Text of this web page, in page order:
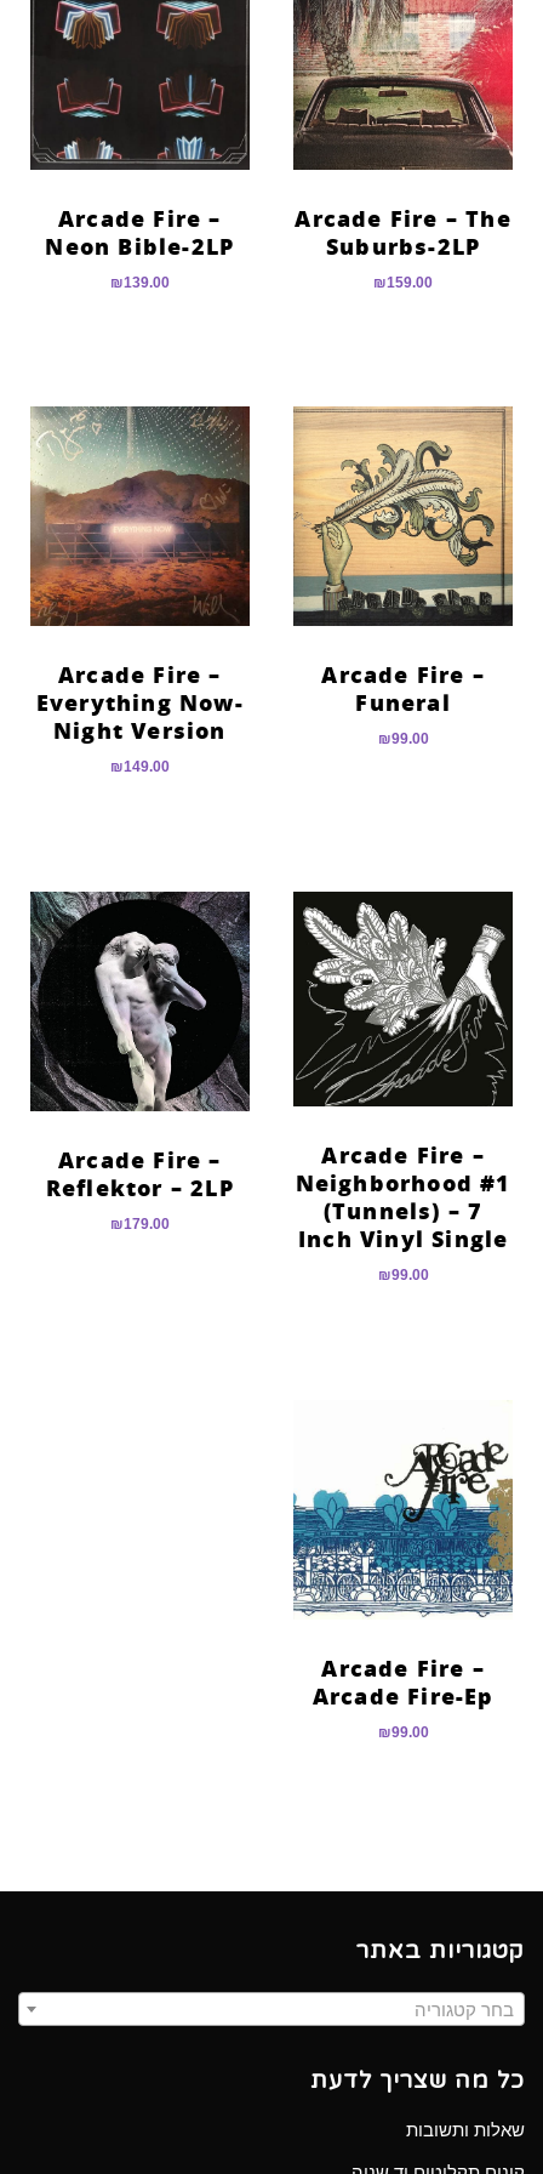
format_underlined הוסף קו תחתון לקישורים
font_download סמן קישורים
לאפס
את
כל
cached
Arcade Fire – The
Suburbs-2LP
₪159.00
Arcade Fire –
Neon Bible-2LP
₪139.00
Arcade Fire –
Funeral
₪99.00
Arcade Fire –
Everything Now-
Night Version
₪149.00
Arcade Fire –
Neighborhood #1
(Tunnels) – 7
Inch Vinyl Single
₪99.00
Arcade Fire –
Reflektor – 2LP
₪179.00
Arcade Fire –
Arcade Fire-Ep
₪99.00
קטגוריות באתר
בחר קטגוריה
כל מה שצריך לדעת
שאלות ותשובות